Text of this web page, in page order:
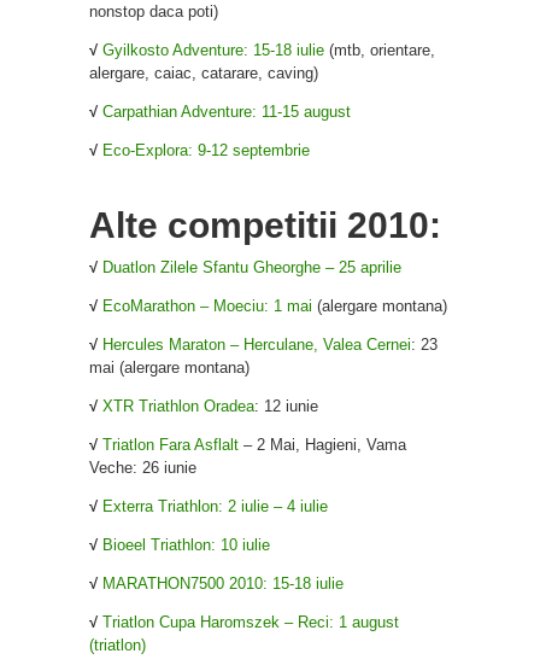
nonstop daca poti)
√ Gyilkosto Adventure: 15-18 iulie (mtb, orientare,
alergare, caiac, catarare, caving)
√ Carpathian Adventure: 11-15 august
√ Eco-Explora: 9-12 septembrie
Alte competitii 2010:
√ Duatlon Zilele Sfantu Gheorghe – 25 aprilie
√ EcoMarathon – Moeciu: 1 mai (alergare montana)
√ Hercules Maraton – Herculane, Valea Cernei: 23
mai (alergare montana)
√ XTR Triathlon Oradea: 12 iunie
√ Triatlon Fara Asflalt – 2 Mai, Hagieni, Vama
Veche: 26 iunie
√ Exterra Triathlon: 2 iulie – 4 iulie
√ Bioeel Triathlon: 10 iulie
√ MARATHON7500 2010: 15-18 iulie
√ Triatlon Cupa Haromszek – Reci: 1 august
(triatlon)